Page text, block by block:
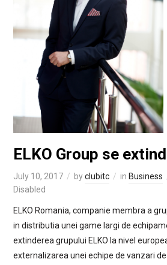
ELKO Group se
July 10, 2017 byclubitc in Business
Disabled
ELKO Romania, companie membra a
in distributia unei game largi de
extinderea grupului ELKO la nivel
externalizarea unei echipe de vanzari